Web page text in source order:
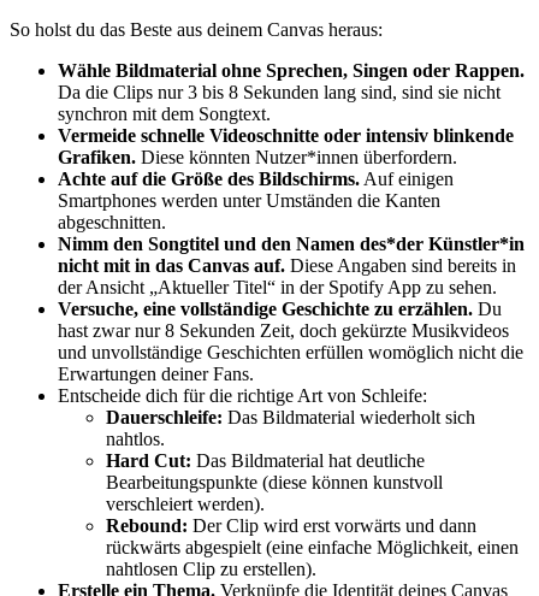
So holst du das Beste aus deinem Canvas heraus:
Wähle Bildmaterial ohne Sprechen, Singen oder Rappen.
Da die Clips nur 3 bis 8 Sekunden lang sind, sind sie nicht
synchron mit dem Songtext.
Vermeide schnelle Videoschnitte oder intensiv blinkende
Grafiken. Diese könnten Nutzer*innen überfordern.
Achte auf die Größe des Bildschirms. Auf einigen
Smartphones werden unter Umständen die Kanten
abgeschnitten.
Nimm den Songtitel und den Namen des*der Künstler*in
nicht mit in das Canvas auf. Diese Angaben sind bereits in
der Ansicht „Aktueller Titel“ in der Spotify App zu sehen.
Versuche, eine vollständige Geschichte zu erzählen. Du
hast zwar nur 8 Sekunden Zeit, doch gekürzte Musikvideos
und unvollständige Geschichten erfüllen womöglich nicht die
Erwartungen deiner Fans.
Entscheide dich für die richtige Art von Schleife:
Dauerschleife: Das Bildmaterial wiederholt sich
nahtlos.
Hard Cut: Das Bildmaterial hat deutliche
Bearbeitungspunkte (diese können kunstvoll
verschleiert werden).
Rebound: Der Clip wird erst vorwärts und dann
rückwärts abgespielt (eine einfache Möglichkeit, einen
nahtlosen Clip zu erstellen).
Erstelle ein Thema. Verknüpfe die Identität deines Canvas